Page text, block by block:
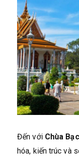
Đến với Chùa Bạc
hóa, kiến trúc và